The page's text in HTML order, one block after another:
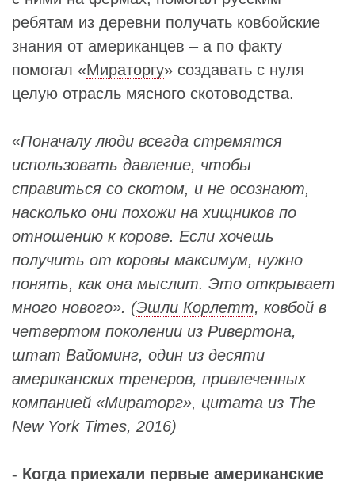
ребятам из деревни получать ковбойские
знания от американцев – а по факту
помогал «Мираторгу» создавать с нуля
целую отрасль мясного скотоводства.
«Поначалу люди всегда стремятся
использовать давление, чтобы
справиться со скотом, и не осознают,
насколько они похожи на хищников по
отношению к корове. Если хочешь
получить от коровы максимум, нужно
понять, как она мыслит. Это открывает
много нового». (Эшли Корлетт, ковбой в
четвертом поколении из Ривертона,
штат Вайоминг, один из десяти
американских тренеров, привлеченных
компанией «Мираторг», цитата из The
New York Times, 2016)
- Когда приехали первые американские